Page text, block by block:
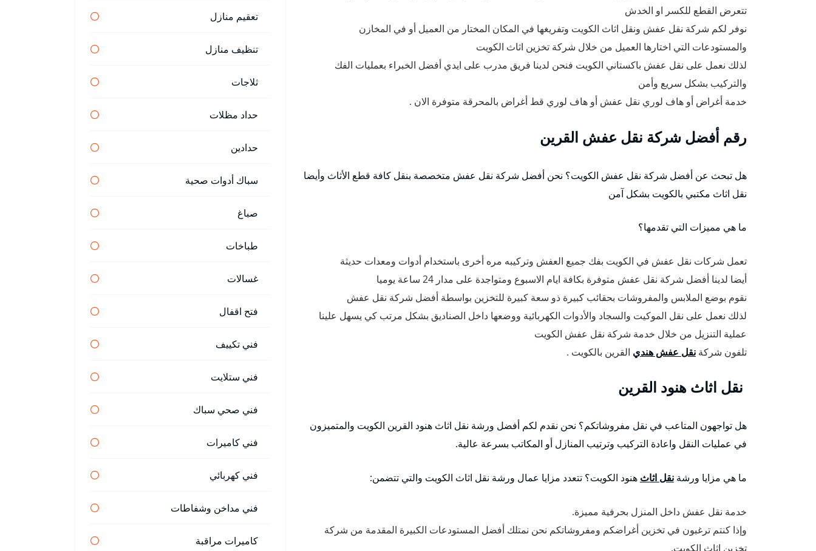
تتعرض القطع للكسر او الخدش
نوفر لكم شركة نقل عفش ونقل اثاث الكويت وتفريغها في المكان المختار من العميل أو في المخازن
والمستودعات التي اختارها العميل من خلال شركة تخزين اثاث الكويت
لذلك نعمل على نقل عفش باكستاني الكويت فنحن لدينا فريق مدرب على ايدي أفضل الخبراء بعمليات الفك
والتركيب بشكل سريع وأمن
خدمة أغراض أو هاف لوري نقل عفش أو هاف لوري قط أغراض بالمحرقة متوفرة الان .
رقم أفضل شركة نقل عفش القرين
هل تبحث عن أفضل شركة نقل عفش الكويت؟ نحن أفضل شركة نقل عفش متخصصة بنقل كافة قطع الأثاث وأيضا
نقل اثاث مكتبي بالكويت بشكل آمن
ما هي مميزات التي تقدمها؟
تعمل شركات نقل عفش في الكويت بفك جميع العفش وتركيبه مره أخرى باستخدام أدوات ومعدات حديثة
أيضا لدينا أفضل شركة نقل عفش متوفرة بكافة ايام الاسبوع ومتواجدة على مدار 24 ساعة يوميا
نقوم بوضع الملابس والمفروشات بحقائب كبيرة ذو سعة كبيرة للتخزين بواسطة أفضل شركة نقل عفش
لذلك نعمل على نقل الموكيت والسجاد والأدوات الكهربائية ووضعها داخل الصناديق بشكل مرتب كي يسهل علينا
عملية التنزيل من خلال خدمة شركة نقل عفش الكويت
تلفون شركة نقل عفش هندي القرين بالكويت .
نقل اثاث هنود القرين
هل تواجهون المتاعب في نقل مفروشاتكم؟ نحن نقدم لكم أفضل ورشة نقل اثاث هنود القرين الكويت والمتميزون
في عمليات النقل واعادة التركيب وترتيب المنازل أو المكاتب بسرعة عالية.
ما هي مزايا ورشة نقل اثاث هنود الكويت؟ تتعدد مزايا عمال ورشة نقل اثاث الكويت والتي تتضمن:
خدمة نقل عفش داخل المنزل بحرفية مميزة.
وإذا كنتم ترغبون في تخزين أغراضكم ومفروشاتكم نحن نمتلك أفضل المستودعات الكبيرة المقدمة من شركة
تخزين اثاث الكويت.
تعقيم منازل
تنظيف منازل
ثلاجات
حداد مظلات
حدادين
سباك أدوات صحية
صباغ
طباخات
غسالات
فتح اقفال
فني تكييف
فني ستلايت
فني صحي سباك
فني كاميرات
فني كهربائي
فني مداخن وشفاطات
كاميرات مراقبة